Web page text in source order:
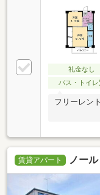
礼金なし
バス・トイレ
フリーレン
賃貸アパート ノー